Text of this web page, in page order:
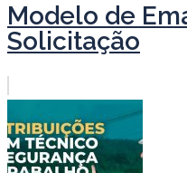
Modelo de
Solicitação